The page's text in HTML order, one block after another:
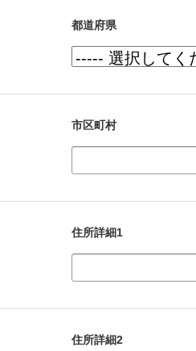
都道府県
市区町村
住所詳細1
住所詳細2